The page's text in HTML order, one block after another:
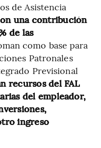
de Asistencia
una contribución
de las
como base para
Patronales
Previsional
recursos del FAL
del empleador,
ingreso